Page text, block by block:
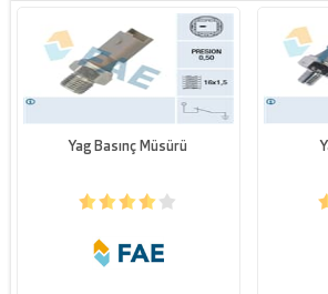
Yag Basınç Müsürü